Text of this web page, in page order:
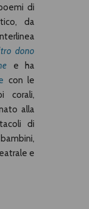
di
da
dono
e ha
con le
corali,
alla
di
e